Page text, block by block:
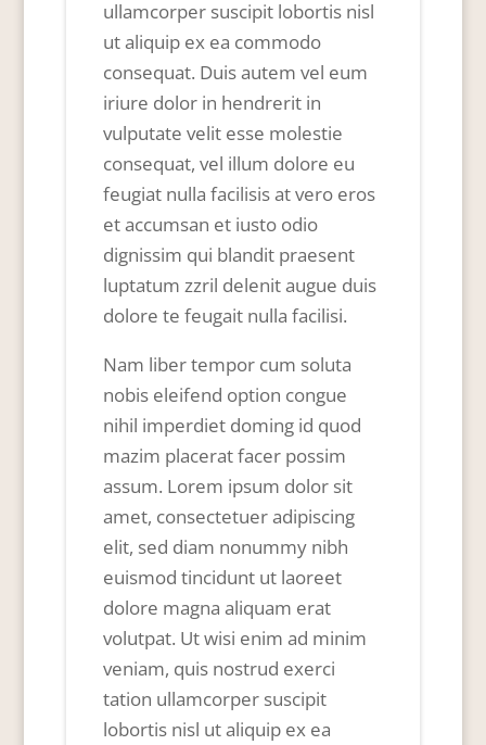
ullamcorper suscipit lobortis nisl
ut aliquip ex ea commodo
consequat. Duis autem vel eum
iriure dolor in hendrerit in
vulputate velit esse molestie
consequat, vel illum dolore eu
feugiat nulla facilisis at vero eros
et accumsan et iusto odio
dignissim qui blandit praesent
luptatum zzril delenit augue duis
dolore te feugait nulla facilisi.
Nam liber tempor cum soluta
nobis eleifend option congue
nihil imperdiet doming id quod
mazim placerat facer possim
assum. Lorem ipsum dolor sit
amet, consectetuer adipiscing
elit, sed diam nonummy nibh
euismod tincidunt ut laoreet
dolore magna aliquam erat
volutpat. Ut wisi enim ad minim
veniam, quis nostrud exerci
tation ullamcorper suscipit
lobortis nisl ut aliquip ex ea